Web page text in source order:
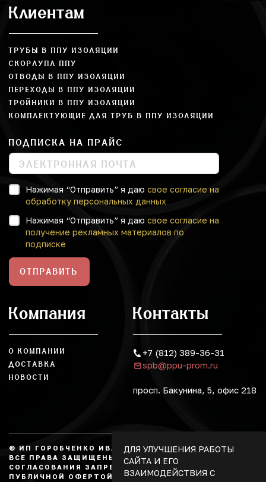
Клиентам
ТРУБЫ В ППУ ИЗОЛЯЦИИ
СКОРЛУПА ППУ
ОТВОДЫ В ППУ ИЗОЛЯЦИИ
ПЕРЕХОДЫ В ППУ ИЗОЛЯЦИИ
ТРОЙНИКИ В ППУ ИЗОЛЯЦИИ
КОМПЛЕКТУЮЩИЕ ДЛЯ ТРУБ В ППУ ИЗОЛЯЦИИ
ПОДПИСКА НА ПРАЙС
Нажимая “Отправить” я даю свое согласие на
обработку персональных данных
Нажимая “Отправить” я даю свое согласие на
получение рекламных материалов по
подписке
ОТПРАВИТЬ
Компания
О КОМПАНИИ
ДОСТАВКА
НОВОСТИ
Контакты
+7 (812) 389-36-31
spb@ppu-prom.ru
просп. Бакунина, 5, офис 218
© ИП ГОРОБЧЕНКО ИВАН АЛЕКСАНДРОВИЧ, 2026.
ВСЕ ПРАВА ЗАЩИЩЕНЫ, КОПИРОВАНИЕ БЕЗ
СОГЛАСОВАНИЯ ЗАПРЕЩЕНО. НЕ ЯВЛЯЕТСЯ
ПУБЛИЧНОЙ ОФЕРТОЙ.
ДЛЯ УЛУЧШЕНИЯ РАБОТЫ
САЙТА И ЕГО
ВЗАИМОДЕЙСТВИЯ С